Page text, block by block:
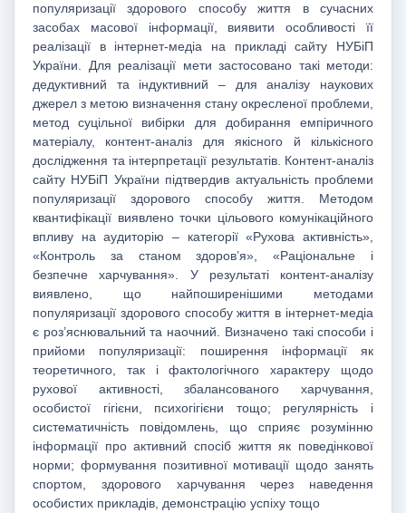
популяризації здорового способу життя в сучасних
засобах масової інформації, виявити особливості її
реалізації в інтернет-медіа на прикладі сайту НУБіП
України. Для реалізації мети застосовано такі методи:
дедуктивний та індуктивний – для аналізу наукових
джерел з метою визначення стану окресленої проблеми,
метод суцільної вибірки для добирання емпіричного
матеріалу, контент-аналіз для якісного й кількісного
дослідження та інтерпретації результатів. Контент-аналіз
сайту НУБіП України підтвердив актуальність проблеми
популяризації здорового способу життя. Методом
квантифікації виявлено точки цільового комунікаційного
впливу на аудиторію – категорії «Рухова активність»,
«Контроль за станом здоров’я», «Раціональне і
безпечне харчування». У результаті контент-аналізу
виявлено, що найпоширенішими методами
популяризації здорового способу життя в інтернет-медіа
є роз’яснювальний та наочний. Визначено такі способи і
прийоми популяризації: поширення інформації як
теоретичного, так і фактологічного характеру щодо
рухової активності, збалансованого харчування,
особистої гігієни, психогігієни тощо; регулярність і
систематичність повідомлень, що сприяє розумінню
інформації про активний спосіб життя як поведінкової
норми; формування позитивної мотивації щодо занять
спортом, здорового харчування через наведення
особистих прикладів, демонстрацію успіху тощо